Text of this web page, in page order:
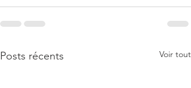
Posts récents Voir tout